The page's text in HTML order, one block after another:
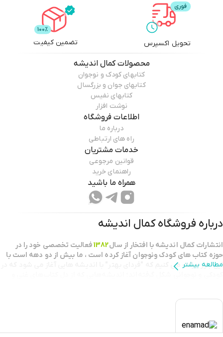
تحویل اکسپرس تضمین کیفیت
محصولاتکمال اندیشه
کتابهای کودک و نوجوان
کتابهای جوان و بزرگسال
کتابهای نفیس
نوشت افزار
اطلاعات فروشگاه
درباره ما
راه های ارتباطی
خدمات مشتریان
قوانین مرجوعی
راهنمای خرید
همراه ما باشید
درباره فروشگاهکمال اندیشه
انتشارات كمال انديشه با افتخار از سال1382فعاليت تخصصي خود را در
حوزه كتاب هاي كودك ونوجوان آغاز كرده است ، ما بيش از دو دهه است با
اين باور حركت مي كنيم كه "فرداي بهتر" با انديشه هايي آغاز مي شود كه در
بعنوان يك نقطه عطف در طرح تابستانه خانه کتاب
هستيم.این افتخار، گواهی بر کیفیت خدمات، تعهد به جامعه فرهنگی و
اهمیت ما به ترویج فرهنگ کتابخوانی است.
مطالعه بیشتر